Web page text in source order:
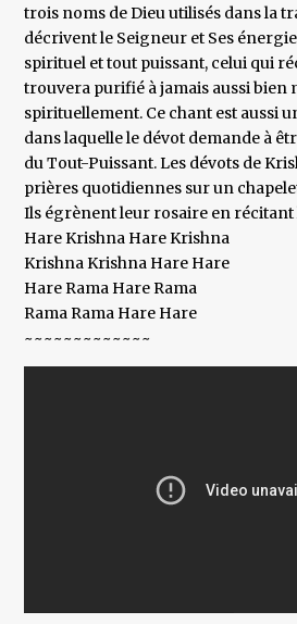
trois noms de Dieu utilisés dans la
décrivent le Seigneur et Ses
spirituel et tout puissant, celui qui
trouvera purifié à jamais aussi bien
spirituellement. Ce chant est aussi
dans laquelle le dévot demande à
du Tout-Puissant. Les dévots de
prières quotidiennes sur un
Ils égrènent leur rosaire en récitant
Hare Krishna Hare Krishna
Krishna Krishna Hare Hare
Hare Rama Hare Rama
Rama Rama Hare Hare
~~~~~~~~~~~~~